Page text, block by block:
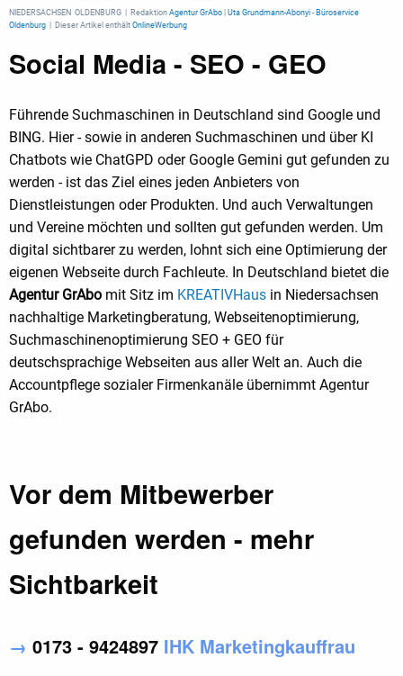
NIEDERSACHSEN OLDENBURG | Redaktion Agentur GrAbo Uta Grundmann-Abonyi - Büroservice
Oldenburg | Dieser Artikel enthält OnlineWerbung
Social Media - SEO - GEO
Führende Suchmaschinen in Deutschland sind Google und
BING. Hier - sowie in anderen Suchmaschinen und über KI
Chatbots wie ChatGPD oder Google Gemini gut gefunden zu
werden - ist das Ziel eines jeden Anbieters von
Dienstleistungen oder Produkten. Und auch Verwaltungen
und Vereine möchten und sollten gut gefunden werden. Um
digital sichtbarer zu werden, lohnt sich eine Optimierung der
eigenen Webseite durch Fachleute. In Deutschland bietet die
Agentur GrAbo mit Sitz im KREATIVHaus in Niedersachsen
nachhaltige Marketingberatung, Webseitenoptimierung,
Suchmaschinenoptimierung SEO + GEO für
deutschsprachige Webseiten aus aller Welt an. Auch die
Accountpflege sozialer Firmenkanäle übernimmt Agentur
GrAbo.
Vor dem Mitbewerber
gefunden werden - mehr
Sichtbarkeit
→ 0173 - 9424897 IHK Marketingkauffrau